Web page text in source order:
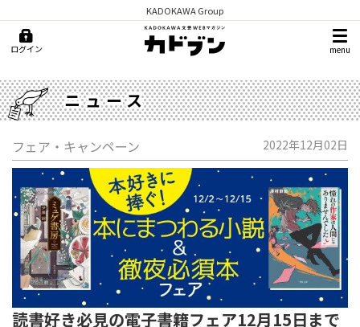
KADOKAWA Group
ログイン menu
ニュース
フェア・キャンペーン 2022年12月02日
読書好き必見の電子書籍フェア12月15日まで